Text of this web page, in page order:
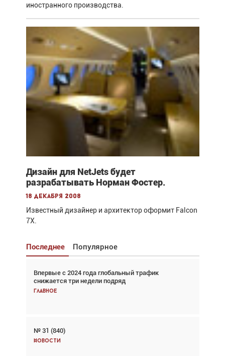
иностранного производства.
Дизайн для NetJets будет
разрабатывать Норман Фостер.
18 декабря 2008
Известный дизайнер и архитектор оформит Falcon
7X.
Последнее Популярное
Впервые с 2024 года глобальный трафик
снижается три недели подряд
Главное
№ 31 (840)
Новости
Взгляд с высоты: тандем вертолётов и БПЛА в
спасательных операциях
Главное
Авиационный фотограф Дэйв Кох: «Фотография
говорит сама за себя... а ИИ всё портит»